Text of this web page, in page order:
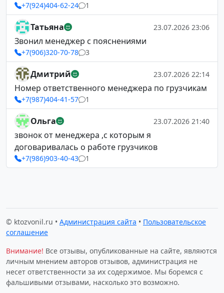
+7(924)404-62-24 1
Татьяна 23.07.2026 23:06
Звонил менеджер с пояснениями
+7(906)320-70-78 3
Дмитрий 23.07.2026 22:14
Номер ответственного менеджера по грузчикам
+7(987)404-41-57 1
Ольга 23.07.2026 21:40
звонок от менеджера ,с которым я
договаривалась о работе грузчиков
+7(986)903-40-43 1
© ktozvonil.ru • Администрация сайта • Пользовательское
соглашение
Внимание! Все отзывы, опубликованные на сайте, являются
личным мнением авторов отзывов, администрация не
несет ответственности за их содержимое. Мы боремся с
фальшивыми отзывами, насколько это возможно.